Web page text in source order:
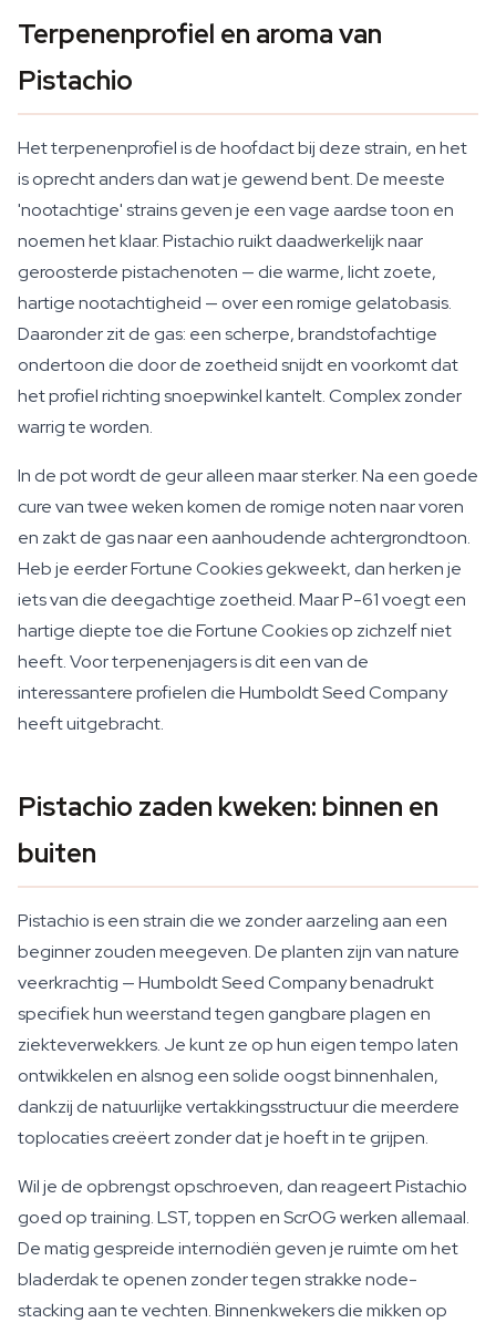
Terpenenprofiel en aroma van
Pistachio
Het terpenenprofiel is de hoofdact bij deze strain, en het
is oprecht anders dan wat je gewend bent. De meeste
'nootachtige' strains geven je een vage aardse toon en
noemen het klaar. Pistachio ruikt daadwerkelijk naar
geroosterde pistachenoten — die warme, licht zoete,
hartige nootachtigheid — over een romige gelatobasis.
Daaronder zit de gas: een scherpe, brandstofachtige
ondertoon die door de zoetheid snijdt en voorkomt dat
het profiel richting snoepwinkel kantelt. Complex zonder
warrig te worden.
In de pot wordt de geur alleen maar sterker. Na een goede
cure van twee weken komen de romige noten naar voren
en zakt de gas naar een aanhoudende achtergrondtoon.
Heb je eerder Fortune Cookies gekweekt, dan herken je
iets van die deegachtige zoetheid. Maar P-61 voegt een
hartige diepte toe die Fortune Cookies op zichzelf niet
heeft. Voor terpenenjagers is dit een van de
interessantere profielen die Humboldt Seed Company
heeft uitgebracht.
Pistachio zaden kweken: binnen en
buiten
Pistachio is een strain die we zonder aarzeling aan een
beginner zouden meegeven. De planten zijn van nature
veerkrachtig — Humboldt Seed Company benadrukt
specifiek hun weerstand tegen gangbare plagen en
ziekteverwekkers. Je kunt ze op hun eigen tempo laten
ontwikkelen en alsnog een solide oogst binnenhalen,
dankzij de natuurlijke vertakkingsstructuur die meerdere
toplocaties creëert zonder dat je hoeft in te grijpen.
Wil je de opbrengst opschroeven, dan reageert Pistachio
goed op training. LST, toppen en ScrOG werken allemaal.
De matig gespreide internodiën geven je ruimte om het
bladerdak te openen zonder tegen strakke node-
stacking aan te vechten. Binnenkwekers die mikken op